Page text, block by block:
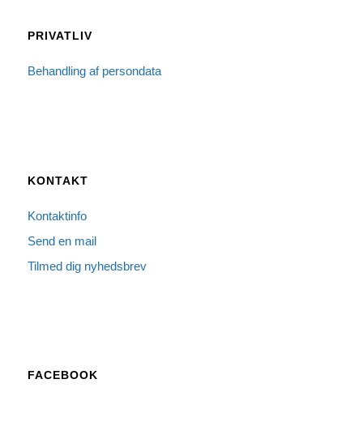
PRIVATLIV
Behandling af persondata
KONTAKT
Kontaktinfo
Send en mail
Tilmed dig nyhedsbrev
FACEBOOK